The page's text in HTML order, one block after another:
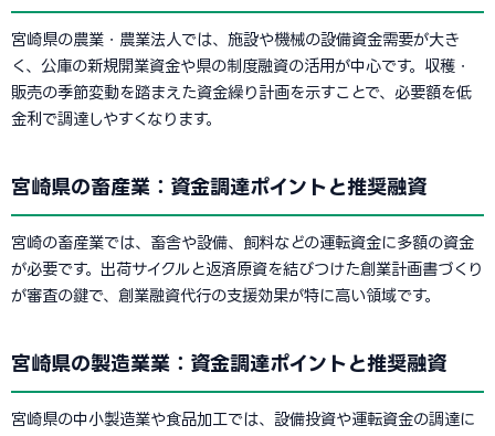
宮崎県の農業・農業法人では、施設や機械の設備資金需要が大き
く、公庫の新規開業資金や県の制度融資の活用が中心です。収穫・
販売の季節変動を踏まえた資金繰り計画を示すことで、必要額を低
金利で調達しやすくなります。
宮崎県の畜産業：資金調達ポイントと推奨融資
宮崎の畜産業では、畜舎や設備、飼料などの運転資金に多額の資金
が必要です。出荷サイクルと返済原資を結びつけた創業計画書づくり
が審査の鍵で、創業融資代行の支援効果が特に高い領域です。
宮崎県の製造業業：資金調達ポイントと推奨融資
宮崎県の中小製造業や食品加工では、設備投資や運転資金の調達に